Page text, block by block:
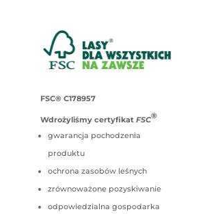
FSC® C178957
Wdrożyliśmy certyfikat FSC®
gwarancja pochodzenia
produktu
ochrona zasobów leśnych
zrównoważone pozyskiwanie
odpowiedzialna gospodarka